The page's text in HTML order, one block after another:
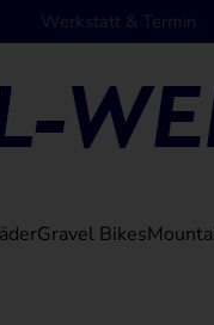
Werkstatt & Termin
Gravel Bikes